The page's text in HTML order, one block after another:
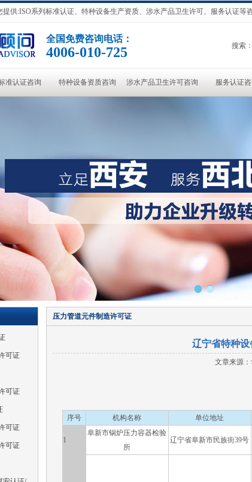
供:ISO系列标准认证、特种设备生产资质、涉水产品卫生许可、服务认证等
全国免费咨询电话：
4006-010-725 搜索：
准认证咨询 特种设备资质咨询 涉水产品卫生许可咨询 服务认证
可证
可证
可证
可证
压力管道元件制造许可证
辽宁省特种
文章来源
序号 机构名称 单位地址
1
阜新市锅炉压力容器检验
所
辽宁省阜新市民族街39号